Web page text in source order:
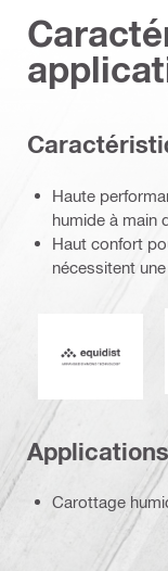
Haute
humide à main
Haut confort
nécessitent
Applications
Carottage